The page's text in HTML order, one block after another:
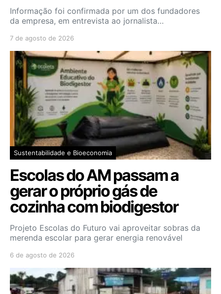
Informação foi confirmada por um dos fundadores
da empresa, em entrevista ao jornalista…
7 de agosto de 2026
Sustentabilidade e Bioeconomia
Escolas do AM passam a
gerar o próprio gás de
cozinha com biodigestor
Projeto Escolas do Futuro vai aproveitar sobras da
merenda escolar para gerar energia renovável
6 de agosto de 2026